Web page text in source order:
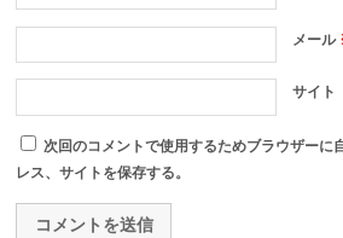
メール
サイト
次回のコメントで使用するためブラウザーに
レス、サイトを保存する。